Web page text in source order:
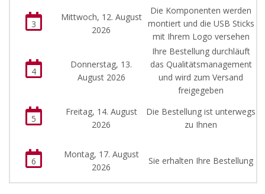
3
Mittwoch, 12. August
2026
Die Komponenten werden
montiert und die USB Sticks
mit Ihrem Logo versehen
4
Donnerstag, 13.
August 2026
Ihre Bestellung durchläuft
das Qualitätsmanagement
und wird zum Versand
freigegeben
5
Freitag, 14. August
2026
Die Bestellung ist unterwegs
zu Ihnen
6
Montag, 17. August
2026
Sie erhalten Ihre Bestellung